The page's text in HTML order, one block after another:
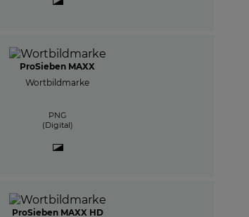
ProSieben MAXX
Wortbildmarke
PNG
(Digital)
ProSieben MAXX HD